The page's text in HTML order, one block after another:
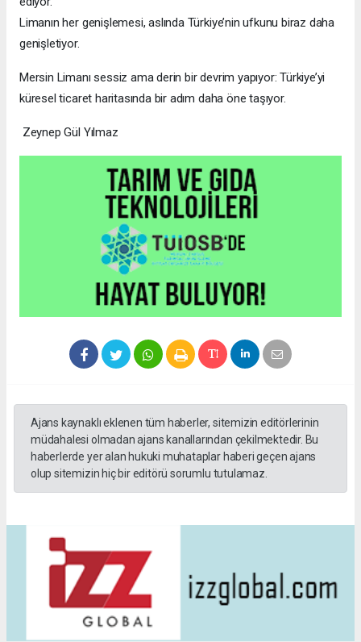
Limanın her genişlemesi, aslında Türkiye’nin ufkunu biraz daha
genişletiyor.
Mersin Limanı sessiz ama derin bir devrim yapıyor: Türkiye’yi
küresel ticaret haritasında bir adım daha öne taşıyor.
Zeynep Gül Yılmaz
Ajans kaynaklı eklenen tüm haberler, sitemizin editörlerinin
müdahalesi olmadan ajans kanallarından çekilmektedir. Bu
haberlerde yer alan hukuki muhataplar haberi geçen ajans
olup sitemizin hiç bir editörü sorumlu tutulamaz.